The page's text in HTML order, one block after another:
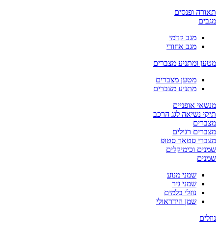
תאורה ופנסים
מגבים
מגב קדמי
מגב אחורי
מטען ומתניע מצברים
מטען מצברים
מתניע מצברים
מנשאי אופניים
תיקי נשיאה לגג הרכב
מצברים
מצברים רגילים
מצברי סטאר סטופ
שמנים וכימיקלים
שמנים
שמני מנוע
שמני גיר
נוזלי בלמים
שמן הידראולי
נוזלים